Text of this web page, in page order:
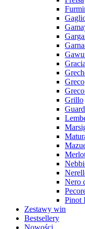
Greco
Grillo
Nero
Pinot
Zestawy win
Bestsellery
Nowości